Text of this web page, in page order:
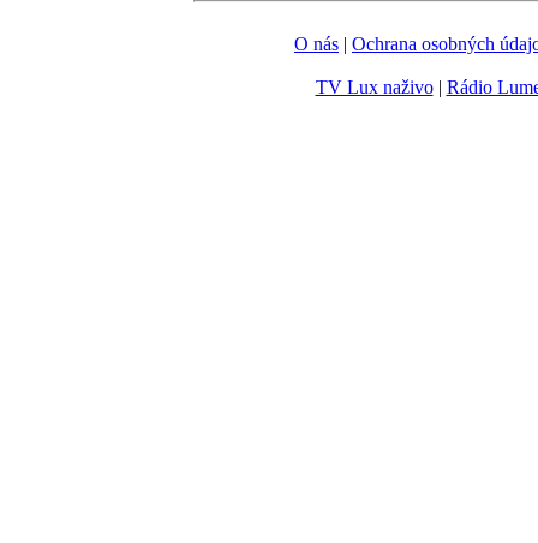
O nás | Ochrana osobných
TV Lux naživo| Rádio